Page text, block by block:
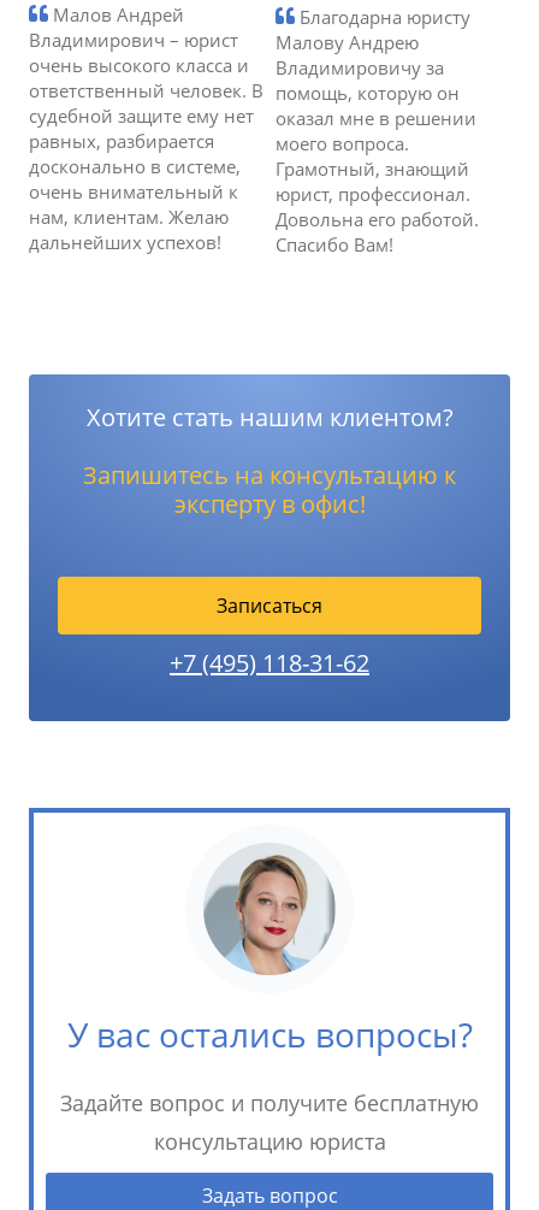
Малов Андрей
Владимирович – юрист
очень высокого класса и
ответственный человек. В
судебной защите ему нет
равных, разбирается
досконально в системе,
очень внимательный к
нам, клиентам. Желаю
дальнейших успехов!
Благодарна юристу
Малову Андрею
Владимировичу за
помощь, которую он
оказал мне в решении
моего вопроса.
Грамотный, знающий
юрист, профессионал.
Довольна его работой.
Спасибо Вам!
Хотите стать нашим клиентом?
Запишитесь на консультацию к
эксперту в офис!
Записаться
+7 (495) 118-31-62
У вас остались вопросы?
Задайте вопрос и получите бесплатную
консультацию юриста
Задать вопрос